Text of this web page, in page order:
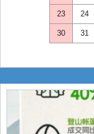
23 24
30 31